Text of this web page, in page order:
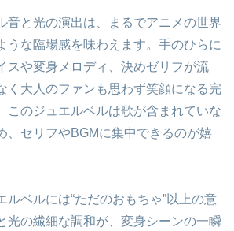
音と光の演出は、まるでアニメの世界
うな臨場感を味わえます。手のひらに
スや変身メロディ、決めゼリフが流
く大人のファンも思わず笑顔になる完
このジュエルベルは歌が含まれていな
、セリフやBGMに集中できるのが嬉
ルベルには“ただのおもちゃ”以上の意
光の繊細な調和が、変身シーンの一瞬